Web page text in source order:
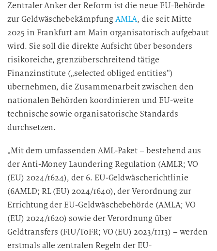
Zentraler Anker der Reform ist die neue EU-Behörde
zur GeldwäschebekämpfungAMLA, die seit Mitte
2025 in Frankfurt am Main organisatorisch aufgebaut
wird. Sie soll die direkte Aufsicht über besonders
risikoreiche, grenzüberschreitend tätige
Finanzinstitute („selected obliged entities“)
übernehmen, die Zusammenarbeit zwischen den
nationalen Behörden koordinieren und EU-weite
technische sowie organisatorische Standards
durchsetzen.
„Mit dem umfassenden AML-Paket – bestehend aus
der Anti-Money Laundering Regulation (AMLR; VO
(EU) 2024/1624), der 6. EU-Geldwäscherichtlinie
(6AMLD; RL (EU) 2024/1640), der Verordnung zur
Errichtung der EU-Geldwäschebehörde (AMLA; VO
(EU) 2024/1620) sowie der Verordnung über
Geldtransfers (FIU/ToFR; VO (EU) 2023/1113) – werden
erstmals alle zentralen Regeln der EU-